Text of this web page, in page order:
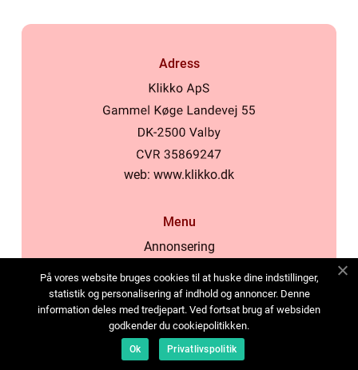
Adress
web: www.klikko.dk
Menu
Annonsering
Cookies
Kontakta oss
Sitemap
På vores website bruges cookies til at huske dine indstillinger,
statistik og personalisering af indhold og annoncer. Denne
information deles med tredjepart. Ved fortsat brug af websiden
godkender du cookiepolitikken.
Ok Privatlivspolitik